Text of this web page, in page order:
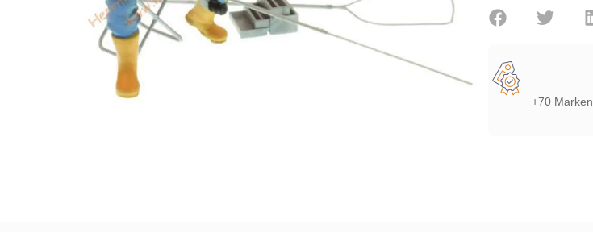
+70 Marken